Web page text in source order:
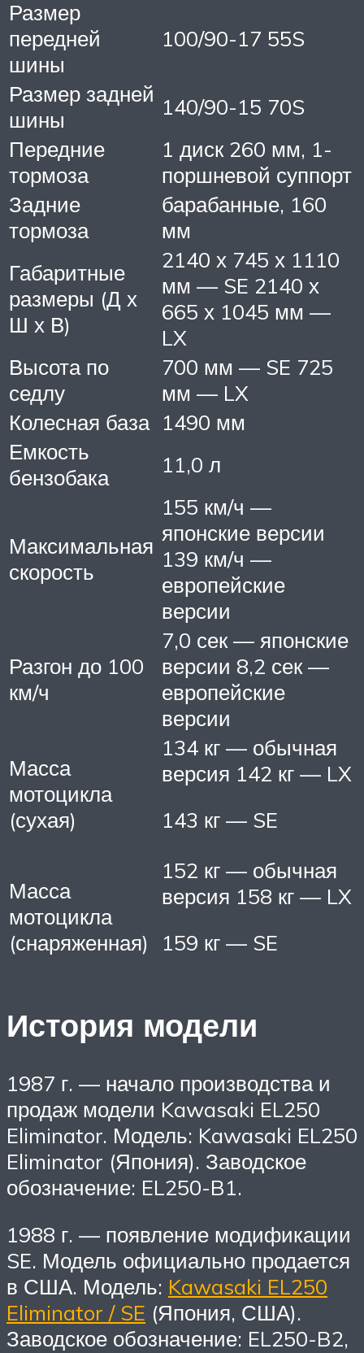
Размер
передней
шины
100/90-17 55S
Размер задней
шины
140/90-15 70S
Передние
тормоза
1 диск 260 мм, 1-
поршневой суппорт
Задние
тормоза
барабанные, 160
мм
Габаритные
размеры (Д х
Ш х В)
2140 х 745 х 1110
мм — SE 2140 х
665 х 1045 мм —
LX
Высота по
седлу
700 мм — SE 725
мм — LX
Колесная база 1490 мм
Емкость
бензобака
11,0 л
Максимальная
скорость
155 км/ч —
японские версии
139 км/ч —
европейские
версии
Разгон до 100
км/ч
7,0 сек — японские
версии 8,2 сек —
европейские
версии
Масса
мотоцикла
(сухая)
134 кг — обычная
версия 142 кг — LX
143 кг — SE
Масса
мотоцикла
(снаряженная)
152 кг — обычная
версия 158 кг — LX
159 кг — SE
История модели
1987 г. — начало производства и
продаж модели Kawasaki EL250
Eliminator. Модель: Kawasaki EL250
Eliminator (Япония). Заводское
обозначение: EL250-B1.
1988 г. — появление модификации
SE. Модель официально продается
в США. Модель: Kawasaki EL250
Eliminator / SE (Япония, США).
Заводское обозначение: EL250-B2,